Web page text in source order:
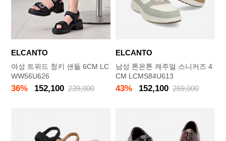
ELCANTO
여성 트위드 청키 샌들 6CM LC
WW56U626
36% 152,100 239,000
ELCANTO
남성 톤온톤 캐주얼 스니커즈 4
CM LCMS84U613
43% 152,100 269,000